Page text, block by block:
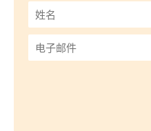
姓
名
*
子